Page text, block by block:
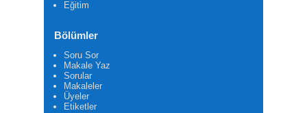
Eğitim
Bölümler
Soru Sor
Makale Yaz
Sorular
Makaleler
Üyeler
Etiketler